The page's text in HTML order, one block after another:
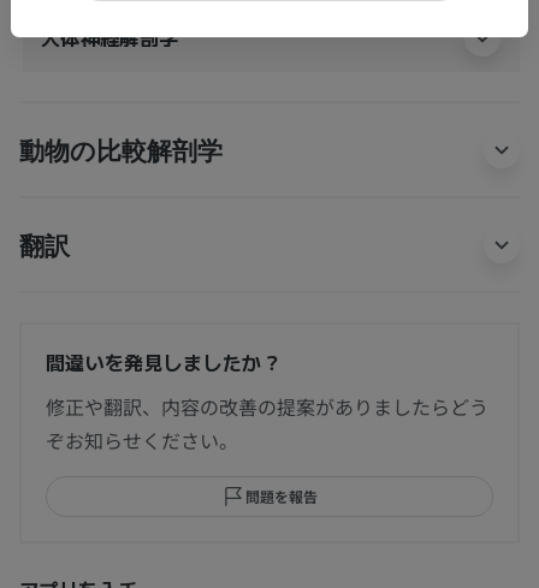
人体神経解剖学
動物の比較解剖学
翻訳
間違いを発見しましたか？
修正や翻訳、内容の改善の提案がありましたらどう
ぞお知らせください。
問題を報告